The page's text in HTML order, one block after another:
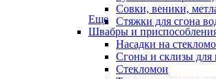
Совки, веники,
Стяжки для сгона
Еще
Швабры и
Насадки на
Сгоны и склизы для
Стекломои